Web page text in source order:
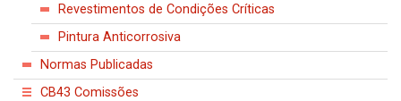
Revestimentos de Condições Críticas
Pintura Anticorrosiva
Normas Publicadas
CB43 Comissões